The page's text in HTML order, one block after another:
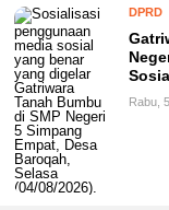
DPRD
Sosial
Rabu,